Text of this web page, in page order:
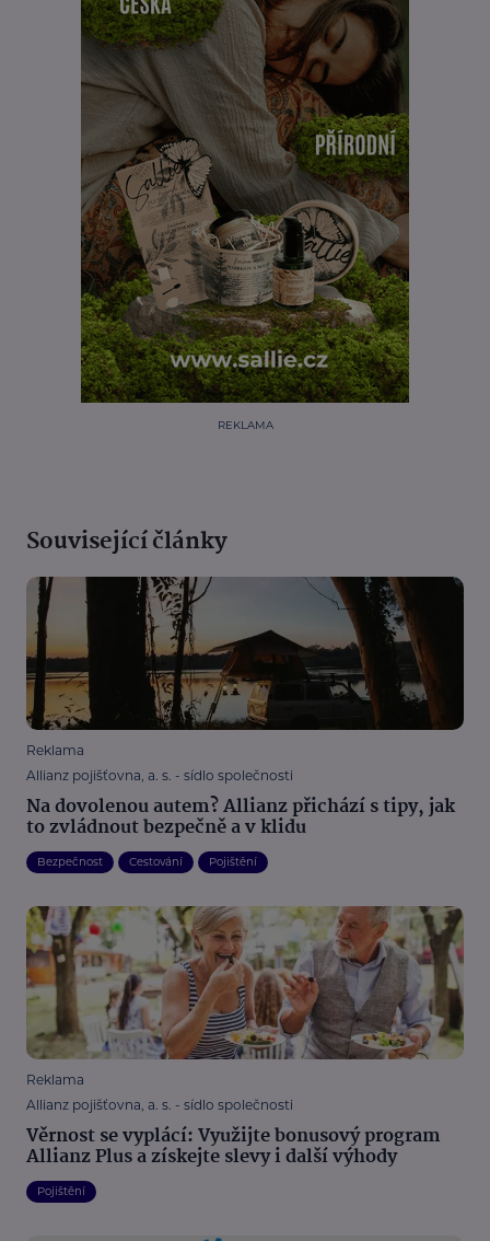
REKLAMA
Související články
Reklama
Allianz pojišťovna, a. s. - sídlo společnosti
Na dovolenou autem? Allianz přichází s tipy, jak
to zvládnout bezpečně a v klidu
Bezpečnost Cestování Pojištění
Reklama
Allianz pojišťovna, a. s. - sídlo společnosti
Věrnost se vyplácí: Využijte bonusový program
Allianz Plus a získejte slevy i další výhody
Pojištění